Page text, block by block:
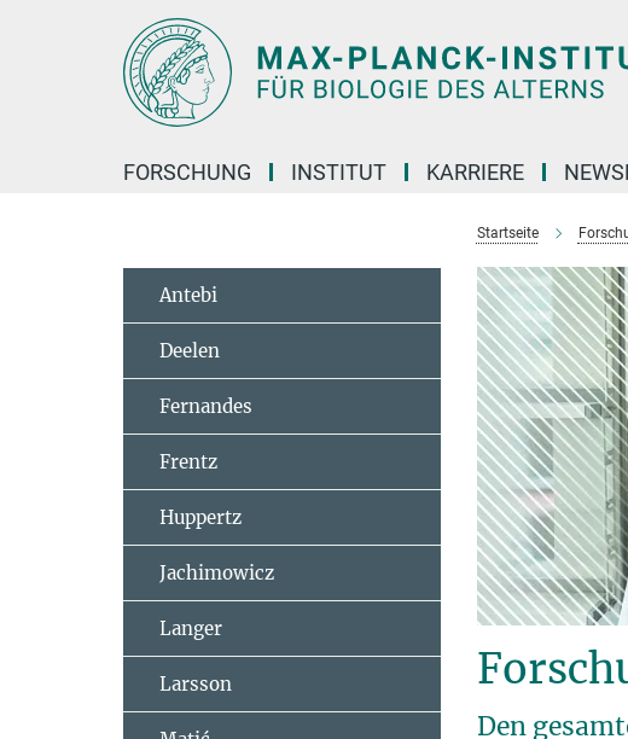
FORSCHUNG INSTITUT KARRIERE
Startseite
Den
Antebi
Deelen
Fernandes
Frentz
Huppertz
Jachimowicz
Langer
Larsson